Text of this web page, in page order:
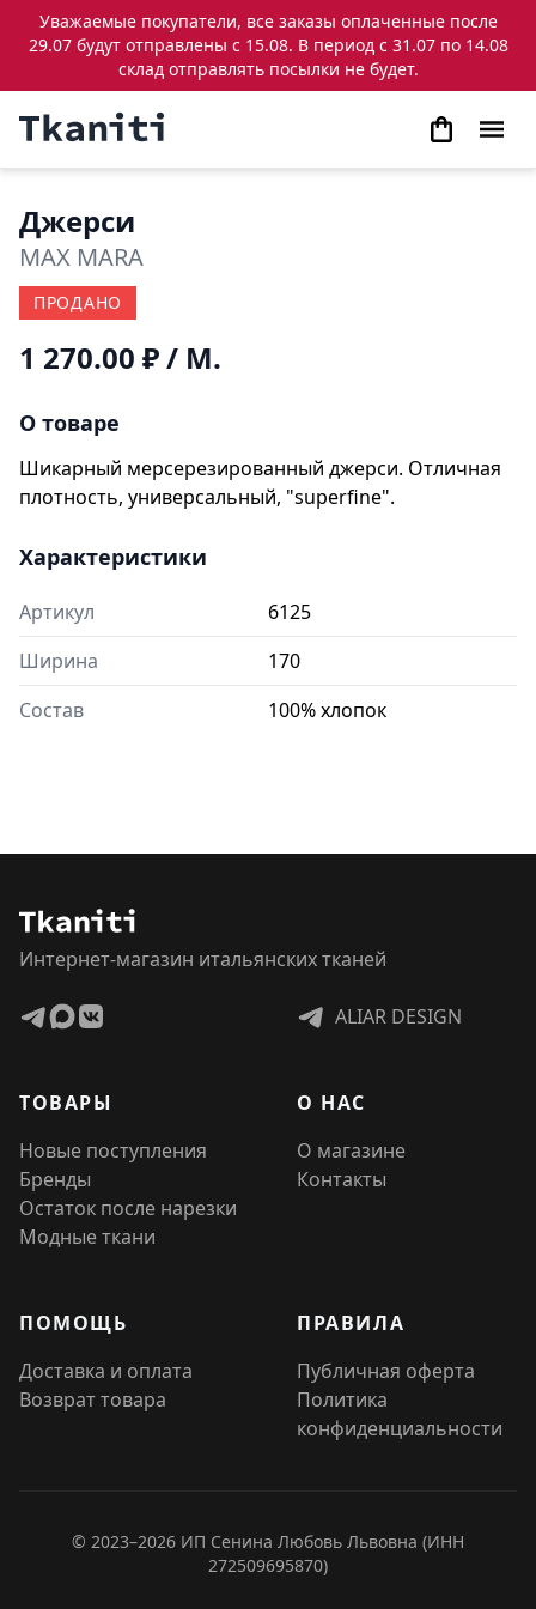
Уважаемые покупатели, все заказы оплаченные после
29.07 будут отправлены с 15.08. В период с 31.07 по 14.08
склад отправлять посылки не будет.
Джерси
MAX MARA
ПРОДАНО
1 270.00 ₽/ М.
О товаре
Шикарный мерсерезированный джерси. Отличная
плотность, универсальный, "superfine".
Характеристики
Артикул
6125
Ширина
170
Состав
100% хлопок
Интернет-магазин итальянских тканей
ALIAR DESIGN
ТОВАРЫ
Новые поступления
Бренды
Остаток после нарезки
Модные ткани
О НАС
О магазине
Контакты
ПОМОЩЬ
Доставка и оплата
Возврат товара
ПРАВИЛА
Публичная оферта
Политика
конфиденциальности
© 2023–2026 ИП Сенина Любовь Львовна (ИНН
272509695870)